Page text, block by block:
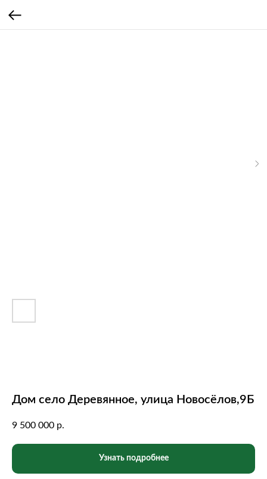
Дом село Деревянное, улица Новосёлов,9Б
9 500 000 р.
Узнать подробнее